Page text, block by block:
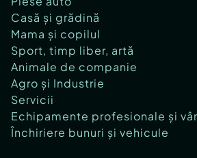
Casă și grădină
Mama și copilul
Sport, timp liber, artă
Animale de companie
Agro și Industrie
Servicii
Echipamente profesionale și
Închiriere bunuri și vehicule